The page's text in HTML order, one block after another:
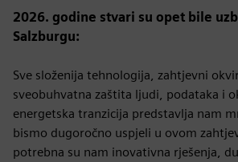
2026. godine stvari su opet bile
Salzburgu:
Sve složenija tehnologija, zahtjevni
sveobuhvatna zaštita ljudi, podataka i
energetska tranzicija predstavlja nam
bismo dugoročno uspjeli u ovom
potrebna su nam inovativna rješenja,